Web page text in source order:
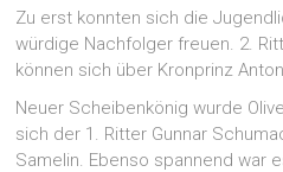
Zu erst konnten sich die
würdige Nachfolger freuen. 2.
können sich über Kronprinz
Neuer Scheibenkönig wurde
sich der 1. Ritter Gunnar
Samelin. Ebenso spannend war